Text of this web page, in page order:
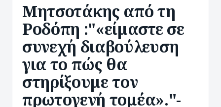
Μητσοτάκης από τη
Ροδόπη :"«είμαστε σε
συνεχή διαβούλευση
για το πώς θα
στηρίξουμε τον
πρωτογενή τομέα»."-